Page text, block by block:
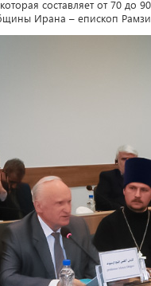
составляет от 70 до
Ирана – епископ